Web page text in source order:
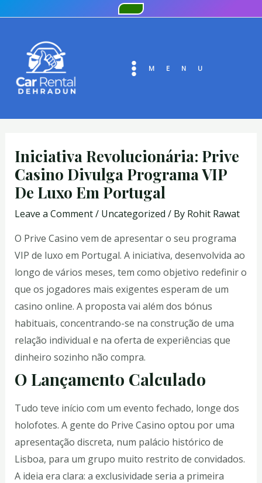
MENU
Iniciativa Revolucionária: Prive
Casino Divulga Programa VIP
De Luxo Em Portugal
Leave a Comment/ Uncategorized / By Rohit Rawat
O Prive Casino vem de apresentar o seu programa
VIP de luxo em Portugal. A iniciativa, desenvolvida ao
longo de vários meses, tem como objetivo redefinir o
que os jogadores mais exigentes esperam de um
casino online. A proposta vai além dos bónus
habituais, concentrando-se na construção de uma
relação individual e na oferta de experiências que
dinheiro sozinho não compra.
O Lançamento Calculado
Tudo teve início com um evento fechado, longe dos
holofotes. A gente do Prive Casino optou por uma
apresentação discreta, num palácio histórico de
Lisboa, para um grupo muito restrito de convidados.
A ideia era clara: a exclusividade seria a primeira